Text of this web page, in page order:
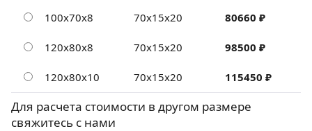
100х70х8 70х15х20 80660 ₽
120х80х8 70х15х20 98500 ₽
120х80х10 70х15х20 115450 ₽
Для расчета стоимости в другом размере
свяжитесь с нами